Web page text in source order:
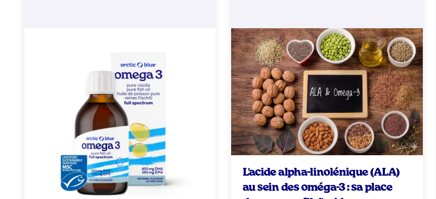
L'acide alpha-linolénique (ALA)
au sein des oméga-3 : sa place